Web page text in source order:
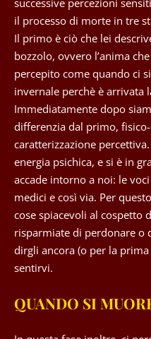
il processo di morte in tre
Il primo è ciò che lei
bozzolo, ovvero l’anima
percepito come quando ci
invernale perchè è arrivata
Immediatamente dopo
differenzia dal primo,
caratterizzazione
energia psichica, e si è in
accade intorno a noi: le
medici e così via. Per
cose spiacevoli al cospetto
risparmiate di perdonare o
dirgli ancora (o per la
sentirvi.
QUANDO SI